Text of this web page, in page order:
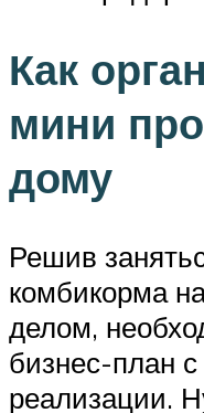
Как
мини
дому
Решив
комбикорма
делом,
бизнес-план с
реализации.